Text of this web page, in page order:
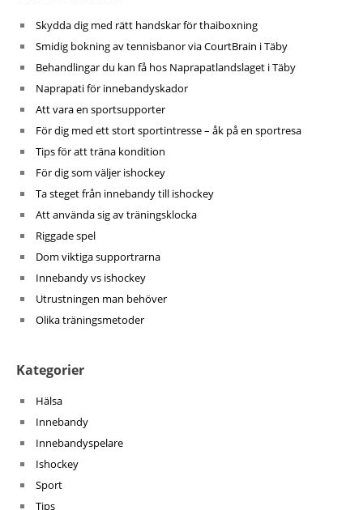
Skydda dig med rätt handskar för thaiboxning
Smidig bokning av tennisbanor via CourtBrain i Täby
Behandlingar du kan få hos Naprapatlandslaget i Täby
Naprapati för innebandyskador
Att vara en sportsupporter
För dig med ett stort sportintresse – åk på en sportresa
Tips för att träna kondition
För dig som väljer ishockey
Ta steget från innebandy till ishockey
Att använda sig av träningsklocka
Riggade spel
Dom viktiga supportrarna
Innebandy vs ishockey
Utrustningen man behöver
Olika träningsmetoder
Kategorier
Hälsa
Innebandy
Innebandyspelare
Ishockey
Sport
Tips